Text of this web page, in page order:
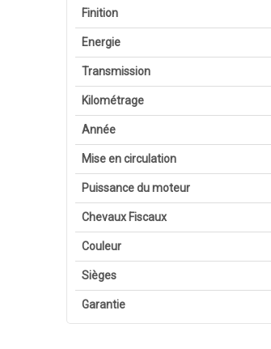
Finition
Energie
Transmission
Kilométrage
Année
Mise en circulation
Puissance du moteur
Chevaux Fiscaux
Couleur
Sièges
Garantie